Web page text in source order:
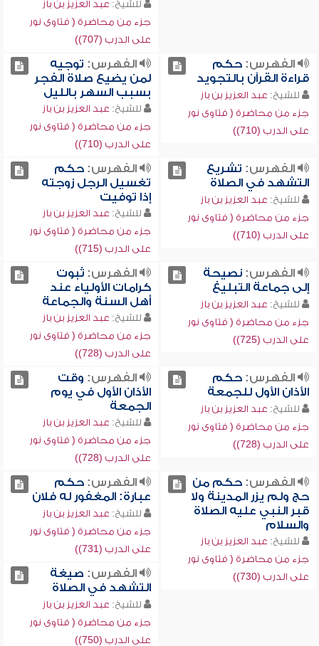
للشيخ: عبد العزيز بن باز
جزء من محاضرة ( فتاوى نور
على الدرب (707))
الفهرس:حكم
قراءة القرآن بالتجويد
للشيخ: عبد العزيز بن باز
جزء من محاضرة ( فتاوى نور
على الدرب (710))
الفهرس: توجيه
لمن يضيع صلاة الفجر
بسبب السهر بالليل
للشيخ: عبد العزيز بن باز
جزء من محاضرة ( فتاوى نور
على الدرب (710))
الفهرس: تشريع
التشهد في الصلاة
للشيخ: عبد العزيز بن باز
جزء من محاضرة ( فتاوى نور
على الدرب (710))
الفهرس:حكم
تغسيل الرجل زوجته
إذا توفيت
للشيخ: عبد العزيز بن باز
جزء من محاضرة ( فتاوى نور
على الدرب (715))
الفهرس:نصيحة
إلى جماعة التبليغ
للشيخ: عبد العزيز بن باز
جزء من محاضرة ( فتاوى نور
على الدرب (725))
الفهرس:ثبوت
كرامات الأولياء عند
أهل السنة والجماعة
للشيخ: عبد العزيز بن باز
جزء من محاضرة ( فتاوى نور
على الدرب (728))
الفهرس:حكم
الأذان الأول للجمعة
للشيخ: عبد العزيز بن باز
جزء من محاضرة ( فتاوى نور
على الدرب (728))
الفهرس: وقت
الأذان الأول في يوم
الجمعة
للشيخ: عبد العزيز بن باز
جزء من محاضرة ( فتاوى نور
على الدرب (728))
الفهرس:حكم من
حج ولم يزر المدينة ولا
قبر النبي عليه الصلاة
والسلام
للشيخ: عبد العزيز بن باز
جزء من محاضرة ( فتاوى نور
على الدرب (730))
الفهرس:حكم
عبارة: المغفور له فلان
للشيخ: عبد العزيز بن باز
جزء من محاضرة ( فتاوى نور
على الدرب (731))
الفهرس: صيغة
التشهد في الصلاة
للشيخ: عبد العزيز بن باز
جزء من محاضرة ( فتاوى نور
على الدرب (750))